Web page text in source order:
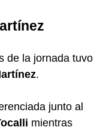
de la jornada tuvo
.
junto al
mientras